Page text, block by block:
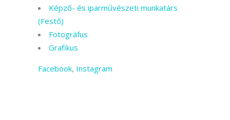
Képző- és iparművészeti munkatárs
(Festő)
Fotográfus
Grafikus
Facebook, Instagram